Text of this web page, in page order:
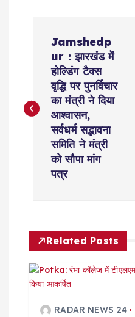
t
g
Jamshedp
ur : झारखंड में
होल्डिंग टैक्स
वृद्धि पर पुनर्विचार
का मंत्री ने दिया
आश्वासन,
सर्वधर्म सद्भावना
समिति ने मंत्री
को सौपा मांग
पत्र
Related Posts
RADAR NEWS 24